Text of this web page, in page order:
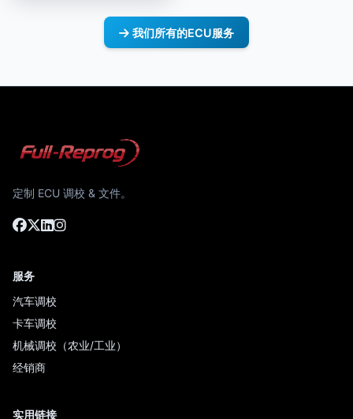
我们所有的ECU服务
定制 ECU 调校 & 文件。
服务
汽车调校
卡车调校
机械调校（农业/工业）
经销商
实用链接